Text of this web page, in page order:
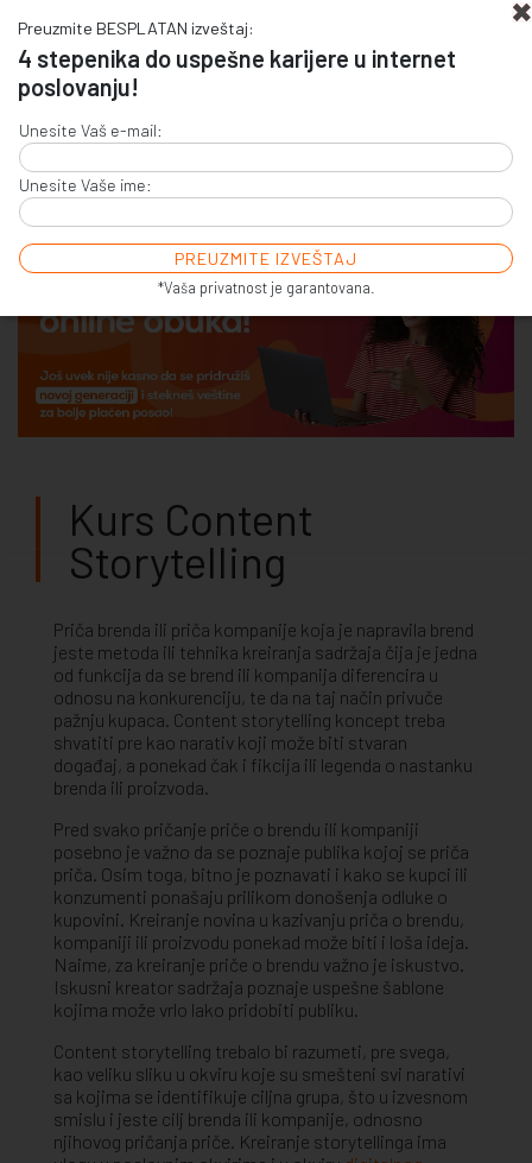
Preuzmite BESPLATAN izveštaj:
4 stepenika do uspešne karijere u internet
poslovanju!
Unesite Vaš e-mail:
Unesite Vaše ime:
*Vaša privatnost je garantovana.
+381 (0)11 7856 156
E-COMMERCE & SALES
ONLINE ADVERTISING
E-BUSINESS & E-MARKETING
Kurs Content
Storytelling
Priča brenda ili priča kompanije koja je napravila brend
jeste metoda ili tehnika kreiranja sadržaja čija je jedna
od funkcija da se brend ili kompanija diferencira u
odnosu na konkurenciju, te da na taj način privuče
pažnju kupaca. Content storytelling koncept treba
shvatiti pre kao narativ koji može biti stvaran
događaj, a ponekad čak i fikcija ili legenda o nastanku
brenda ili proizvoda.
Pred svako pričanje priče o brendu ili kompaniji
posebno je važno da se poznaje publika kojoj se priča
priča. Osim toga, bitno je poznavati i kako se kupci ili
konzumenti ponašaju prilikom donošenja odluke o
kupovini. Kreiranje novina u kazivanju priča o brendu,
kompaniji ili proizvodu ponekad može biti i loša ideja.
Naime, za kreiranje priče o brendu važno je iskustvo.
Iskusni kreator sadržaja poznaje uspešne šablone
kojima može vrlo lako pridobiti publiku.
Content storytelling trebalo bi razumeti, pre svega,
kao veliku sliku u okviru koje su smešteni svi narativi
sa kojima se identifikuje ciljna grupa, što u izvesnom
smislu i jeste cilj brenda ili kompanije, odnosno
njihovog pričanja priče. Kreiranje storytellinga ima